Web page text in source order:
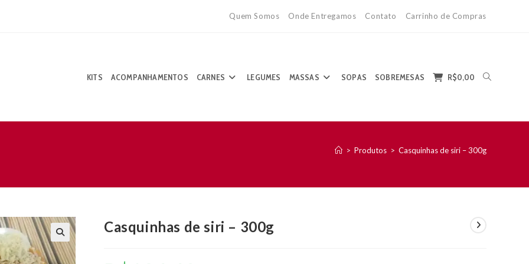
Quem Somos Onde Entregamos Contato Carrinho de Compras
KITS ACOMPANHAMENTOS CARNES LEGUMES MASSAS SOPAS SOBREMESAS R$0,00 ALTERNAR
> Produtos > Casquinhas de siri – 300g
🔍
Casquinhas de siri – 300g